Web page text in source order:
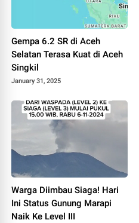
Gempa 6.2 SR di Aceh
Selatan Terasa Kuat di Aceh
Singkil
January 31, 2025
Warga Diimbau Siaga! Hari
Ini Status Gunung Marapi
Naik Ke Level III